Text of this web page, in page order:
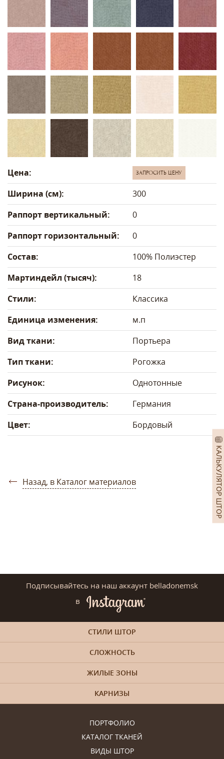
КАЛЬКУЛЯТОР ШТОР
Цена: ЗАПРОСИТЬ ЦЕНУ
Ширина (см):
300
Раппорт вертикальный:
0
Раппорт горизонтальный:
0
Состав:
100% Полиэстер
Мартиндейл (тысяч):
18
Стили:
Классика
Единица изменения:
м.п
Вид ткани:
Портьера
Тип ткани:
Рогожка
Рисунок:
Однотонные
Страна-производитель:
Германия
Цвет:
Бордовый
Назад, в Каталог материалов
Подписывайтесь на наш аккаунт belladonemsk
в
ПОРТФОЛИО
КАТАЛОГ ТКАНЕЙ
ВИДЫ ШТОР
СТИЛИ ШТОР
СЛОЖНОСТЬ
ЖИЛЫЕ ЗОНЫ
КАРНИЗЫ